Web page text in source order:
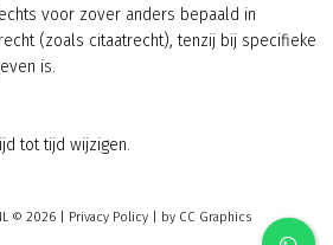
voor zover anders bepaald in
(zoals citaatrecht), tenzij bij specifieke
is.
tot tijd wijzigen.
© 2026 | Privacy Policy| by CC Graphics